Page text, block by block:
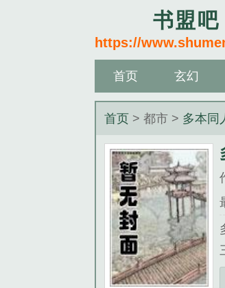
书盟吧
https://
首页 玄幻
首页 > 都市 > 多本同